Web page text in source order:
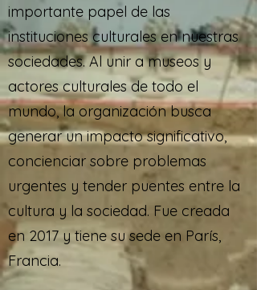
importante papel de las
instituciones culturales en nuestras
sociedades. Al unir a museos y
actores culturales de todo el
mundo, la organización busca
generar un impacto significativo,
concienciar sobre problemas
urgentes y tender puentes entre la
cultura y la sociedad. Fue creada
en 2017 y tiene su sede en París,
Francia.